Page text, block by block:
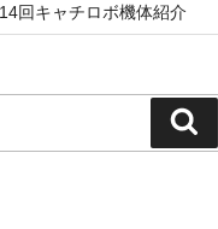
回キャチロボ機体紹介
索